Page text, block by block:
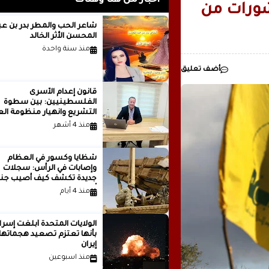
للذكاء
من
أضف تعليق
شاعر الحب والمطر بدر
المحسن الأثر الخالد
منذ سنة واحدة
قانون إعدام الأسرى
الفلسطينيين: بين سطوة
التشريع وانهيار منظومة
الدولية...بقلم الدكتور وسيم
منذ 4 أشهر
شظايا وكسور في العظام
وإصابات في الرأس: سجلات
جديدة تكشف كيف أصيب
أمريكيون في الحرب الإيرانية
منذ 4 أيام
الولايات المتحدة أبلغت
بأنها تعتزم تصعيد
إيران
منذ اسبوعين